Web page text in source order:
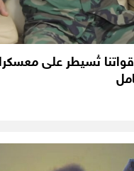
قواتنا تُسيطر على